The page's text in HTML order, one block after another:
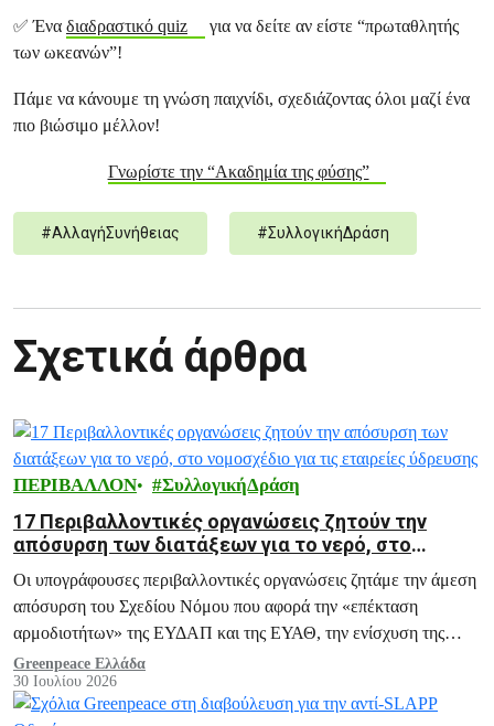
✅ Ένα διαδραστικό quiz
για να δείτε αν είστε “πρωταθλητής
των ωκεανών”!
Πάμε να κάνουμε τη γνώση παιχνίδι, σχεδιάζοντας όλοι μαζί ένα
πιο βιώσιμο μέλλον!
Γνωρίστε την “Ακαδημία της φύσης”
#ΑλλαγήΣυνήθειας #ΣυλλογικήΔράση
Σχετικά άρθρα
ΠΕΡΙΒΑΛΛΟΝ ΣυλλογικήΔράση
17 Περιβαλλοντικές οργανώσεις ζητούν την
απόσυρση των διατάξεων για το νερό, στο
νομοσχέδιο για τις εταιρείες ύδρευσης
Οι υπογράφουσες περιβαλλοντικές οργανώσεις ζητάμε την άμεση
απόσυρση του Σχεδίου Νόμου που αφορά την «επέκταση
αρμοδιοτήτων» της ΕΥΔΑΠ και της ΕΥΑΘ, την ενίσχυση της
ΡΑΑΕΥ και του ΟΔΥΘ ΑΕ, και άλλες ανάλογες διατάξεις.
Greenpeace Ελλάδα
30 Ιουλίου 2026